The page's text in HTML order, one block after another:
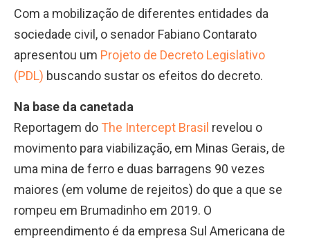
Com a mobilização de diferentes entidades da
sociedade civil, o senador Fabiano Contarato
apresentou um Projeto de Decreto Legislativo
(PDL) buscando sustar os efeitos do decreto.
Na base da canetada
Reportagem do The Intercept Brasil revelou o
movimento para viabilização, em Minas Gerais, de
uma mina de ferro e duas barragens 90 vezes
maiores (em volume de rejeitos) do que a que se
rompeu em Brumadinho em 2019. O
empreendimento é da empresa Sul Americana de